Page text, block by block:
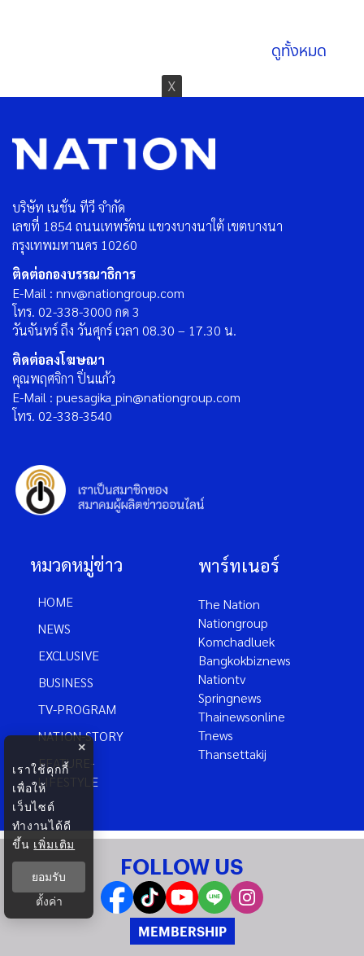
ดูทั้งหมด
บริษัท เนชั่น ทีวี จำกัด
เลขที่ 1854 ถนนเทพรัตน แขวงบางนาใต้ เขตบางนา
กรุงเทพมหานคร 10260
ติดต่อกองบรรณาธิการ
E-Mail : nnv@nationgroup.com
โทร. 02-338-3000 กด 3
วันจันทร์ ถึง วันศุกร์ เวลา 08.30 – 17.30 น.
ติดต่อลงโฆษณา
คุณพฤศจิกา ปิ่นแก้ว
E-Mail : puesagika_pin@nationgroup.com
โทร. 02-338-3540
หมวดหมู่ข่าว
HOME
NEWS
EXCLUSIVE
BUSINESS
TV-PROGRAM
NATION-STORY
FEATURE-
LIFESTYLE
พาร์ทเนอร์
The Nation
Nationgroup
Komchadluek
Bangkokbiznews
Nationtv
Springnews
Thainewsonline
Tnews
Thansettakij
FOLLOW US
MEMBERSHIP
×
เราใช้คุกกี้
เพื่อให้
เว็บไซต์
ทำงานได้ดี
ขึ้น เพิ่มเติม
ยอมรับ
ตั้งค่า